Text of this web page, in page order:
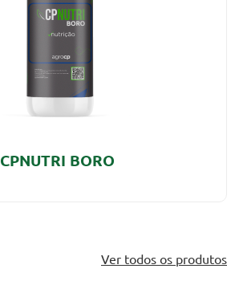
CPNUTRI BORO
Ver todos os produtos